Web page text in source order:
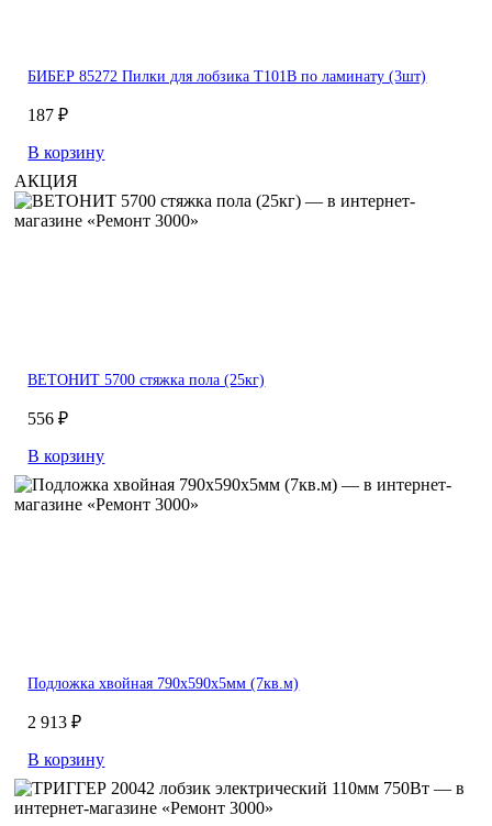
БИБЕР 85272 Пилки для лобзика T101B по ламинату (3шт)
187 ₽
В корзину
АКЦИЯ
ВЕТОНИТ 5700 стяжка пола (25кг)
556 ₽
В корзину
Подложка хвойная 790х590х5мм (7кв.м)
2 913 ₽
В корзину